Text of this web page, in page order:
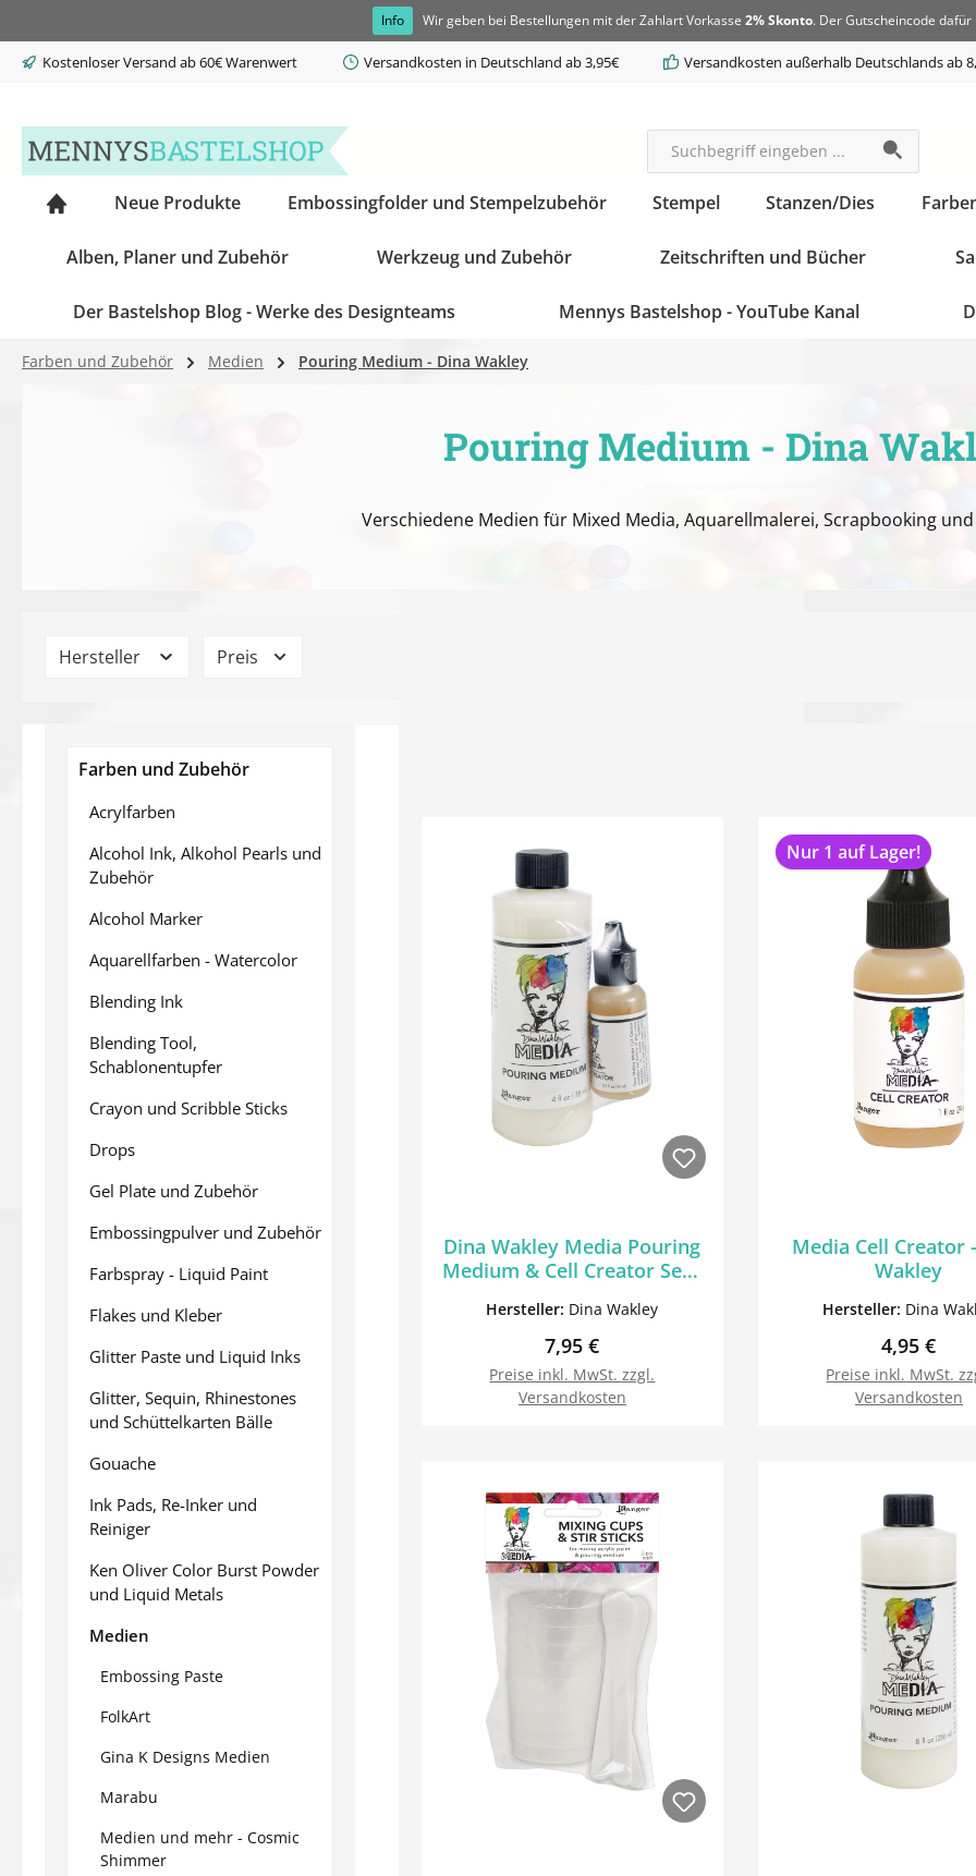
Info Wir geben bei Bestellungen mit der Zahlart Vorkasse 2% Skonto. Der Gutscheincode dafür
Kostenloser Versand ab 60€ Warenwert Versandkosten in Deutschland ab 3,95€ Versandkosten außerhalb Deutschlands ab
Neue Produkte Embossingfolder und Stempelzubehör Stempel Stanzen/Dies
Alben, Planer und Zubehör Werkzeug und Zubehör Zeitschriften und Bücher
Der Bastelshop Blog - Werke des Designteams Mennys Bastelshop - YouTube Kanal
Farben und Zubehör Medien Pouring Medium - Dina Wakley
Pouring Medium - Dina
Verschiedene Medien für Mixed Media, Aquarellmalerei, Scrapbooking
Hersteller Preis
Farben und Zubehör
Acrylfarben
Alcohol Ink, Alkohol Pearls und
Zubehör
Alcohol Marker
Aquarellfarben - Watercolor
Blending Ink
Blending Tool,
Schablonentupfer
Crayon und Scribble Sticks
Drops
Gel Plate und Zubehör
Embossingpulver und Zubehör
Farbspray - Liquid Paint
Flakes und Kleber
Glitter Paste und Liquid Inks
Glitter, Sequin, Rhinestones
und Schüttelkarten Bälle
Gouache
Ink Pads, Re-Inker und
Reiniger
Ken Oliver Color Burst Powder
und Liquid Metals
Medien
Embossing Paste
FolkArt
Gina K Designs Medien
Marabu
Medien und mehr - Cosmic
Shimmer
Dina Wakley Media Pouring
Medium & Cell Creator Set -
Hersteller: Dina Wakley
Regulärer Preis:
7,95 €
Preise inkl. MwSt. zzgl.
Versandkosten
Nur 1 auf Lager!
Media Cell Creator
Wakley
Hersteller: Dina
Regulärer
4,95 €
Preise inkl. MwSt.
Versandkosten